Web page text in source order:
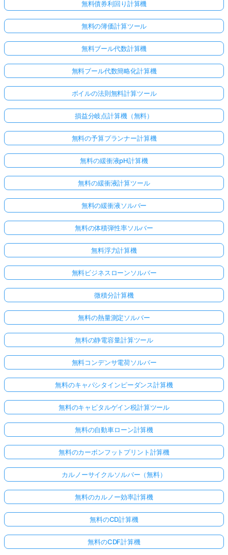
無料債券利回り計算機
無料の簿価計算ツール
無料ブール代数計算機
無料ブール代数簡略化計算機
ボイルの法則無料計算ツール
損益分岐点計算機（無料）
無料の予算プランナー計算機
無料の緩衝液pH計算機
無料の緩衝液計算ツール
無料の緩衝液ソルバー
無料の体積弾性率ソルバー
無料浮力計算機
無料ビジネスローンソルバー
微積分計算機
無料の熱量測定ソルバー
無料の静電容量計算ツール
無料コンデンサ電荷ソルバー
無料のキャパシタインピーダンス計算機
無料のキャピタルゲイン税計算ツール
無料の自動車ローン計算機
無料のカーボンフットプリント計算機
カルノーサイクルソルバー（無料）
無料のカルノー効率計算機
無料のCD計算機
無料のCDF計算機